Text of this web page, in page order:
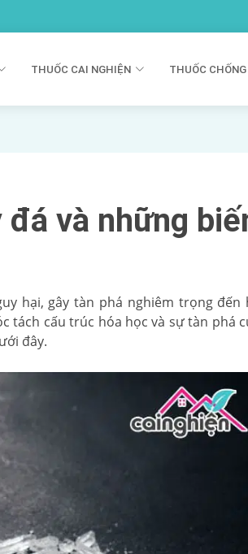
THUỐC CAI NGHIỆN THUỐC
và những
hại, gây tàn phá nghiêm trọng đến
tách cấu trúc hóa học và sự tàn phá
đây.